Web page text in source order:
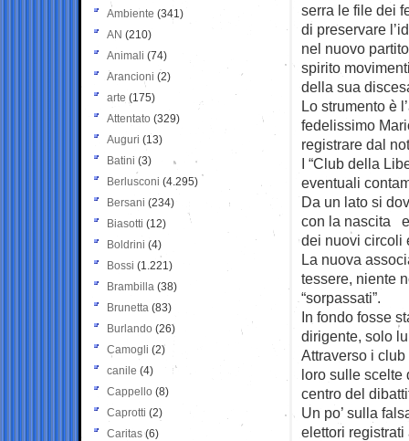
serra le file dei
di preservare
nel nuovo
spirito
della sua
Lo strumento è
fedelissimo
registrare dal
I “Club della
eventuali
Da un lato si
con la nascita e
dei nuovi circoli
La nuova
tessere, niente
“sorpassati”.
In fondo fosse
dirigente, solo
Attraverso i
loro sulle scelte
centro del
Un po’ sulla
elettori
Ambiente (341)
AN (210)
Animali (74)
Arancioni (2)
arte (175)
Attentato (329)
Auguri (13)
Batini (3)
Berlusconi (4.295)
Bersani (234)
Biasotti (12)
Boldrini (4)
Bossi (1.221)
Brambilla (38)
Brunetta (83)
Burlando (26)
Camogli (2)
canile (4)
Cappello (8)
Caprotti (2)
Caritas (6)